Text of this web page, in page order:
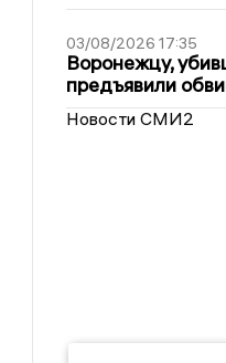
03/08/2026 17:35
Воронежцу,
предъявили
Новости СМИ2